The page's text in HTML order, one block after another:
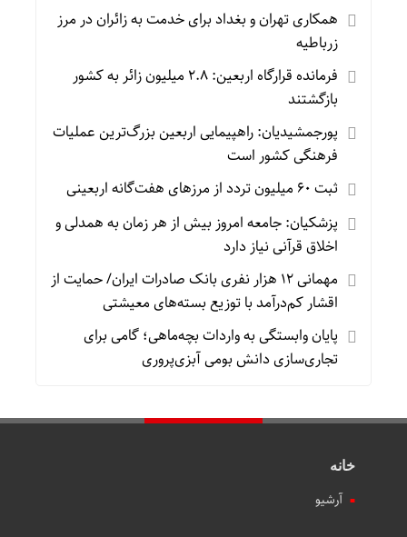
همکاری تهران و بغداد برای خدمت به زائران در مرز
زرباطیه
فرمانده قرارگاه اربعین: ۲.۸ میلیون زائر به کشور
بازگشتند
پورجمشیدیان: راهپیمایی اربعین بزرگ‌ترین عملیات
فرهنگی کشور است
ثبت ۶۰ میلیون تردد از مرزهای هفت‌گانه اربعینی
پزشکیان: جامعه امروز بیش از هر زمان به همدلی و
اخلاق قرآنی نیاز دارد
مهمانی ۱۲ هزار نفری بانک صادرات ایران/ حمایت از
اقشار کم‌درآمد با توزیع بسته‌های معیشتی
پایان وابستگی به واردات بچه‌ماهی؛ گامی برای
تجاری‌سازی دانش بومی آبزی‌پروری
خانه
آرشیو